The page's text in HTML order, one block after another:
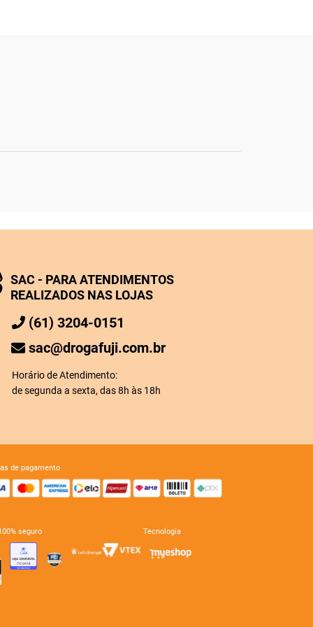
SAC - PARA ATENDIMENTOS
REALIZADOS NAS LOJAS
(61) 3204-0151
sac@drogafuji.com.br
Horário de Atendimento:
de segunda a sexta, das 8h às 18h
de pagamento
seguro tecnologia